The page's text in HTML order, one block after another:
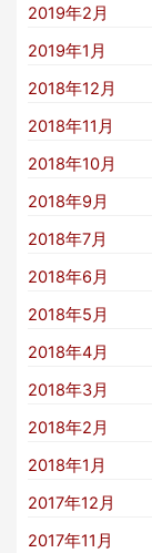
2019年2月
2019年1月
2018年12月
2018年11月
2018年10月
2018年9月
2018年7月
2018年6月
2018年5月
2018年4月
2018年3月
2018年2月
2018年1月
2017年12月
2017年11月